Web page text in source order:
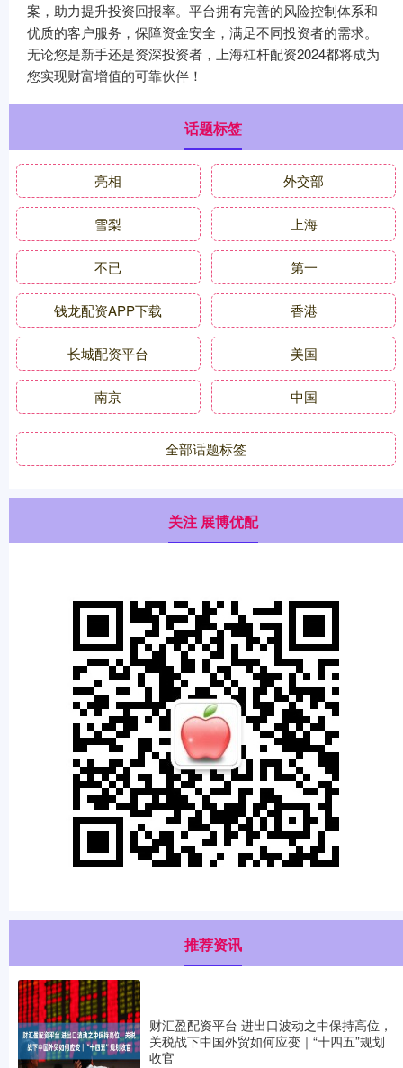
案，助力提升投资回报率。平台拥有完善的风险控制体系和
优质的客户服务，保障资金安全，满足不同投资者的需求。
无论您是新手还是资深投资者，上海杠杆配资2024都将成为
您实现财富增值的可靠伙伴！
话题标签
亮相 外交部
雪梨 上海
不已 第一
钱龙配资APP下载 香港
长城配资平台 美国
南京 中国
全部话题标签
关注 展博优配
推荐资讯
财汇盈配资平台 进出口波动之中保持高位，
关税战下中国外贸如何应变｜“十四五”规划
收官